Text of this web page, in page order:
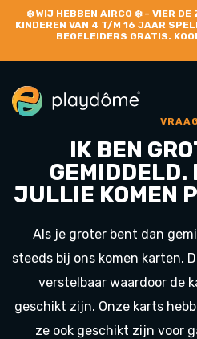
❄️WIJ HEBBEN AIRCO ❄️ – VIER DE
KINDEREN VAN 4 T/M 16 JAAR
BEGELEIDERS GRATIS.
VRAAG
IK BEN
GEMIDDELD.
JULLIE KOMEN
Als je groter bent dan
steeds bij ons komen karten.
verstelbaar waardoor de
geschikt zijn. Onze karts
ze ook geschikt zijn voor